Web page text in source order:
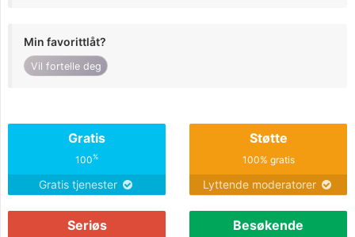
Min favorittlåt?
Vil fortelle deg
Gratis
100%
Gratis tjenester
Støtte
100% gratis
Lyttende moderatorer
Seriøs Besøkende